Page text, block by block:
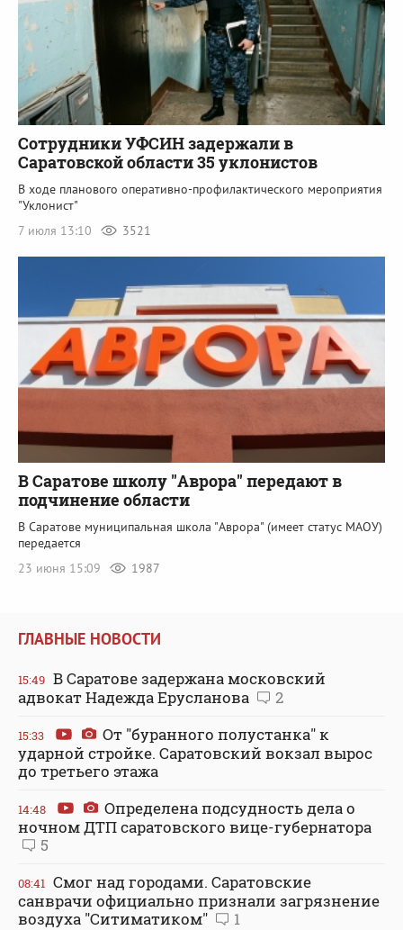
Сотрудники УФСИН задержали в
Саратовской области 35 уклонистов
В ходе планового оперативно-профилактического мероприятия
"Уклонист"
7 июля 13:10
3521
В Саратове школу "Аврора" передают в
подчинение области
В Саратове муниципальная школа "Аврора" (имеет статус МАОУ)
передается
23 июня 15:09
1987
ГЛАВНЫЕ НОВОСТИ
15:49 В Саратове задержана московский
адвокат Надежда Ерусланова
2
15:33
От "буранного полустанка" к
ударной стройке. Саратовский вокзал вырос
до третьего этажа
14:48
Определена подсудность дела о
ночном ДТП саратовского вице-губернатора
5
08:41 Смог над городами. Саратовские
санврачи официально признали загрязнение
воздуха "Ситиматиком"
1